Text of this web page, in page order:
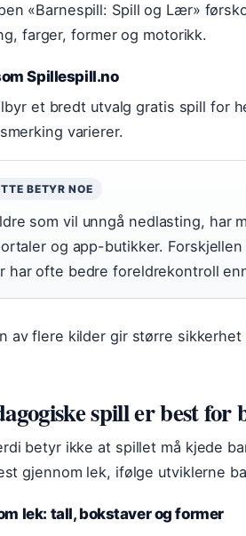
«Barnespill: Spill og Lær»
farger, former og motorikk.
Spillespill.no
et bredt utvalg gratis spill for
varierer.
BETYR NOE
som vil unngå nedlasting, har
og app-butikker.
har ofte bedre foreldrekontroll
av flere kilder gir større
spill er best for
betyr ikke at spillet må kjede
gjennom lek, ifølge utviklerne
lek: tall, bokstaver og former